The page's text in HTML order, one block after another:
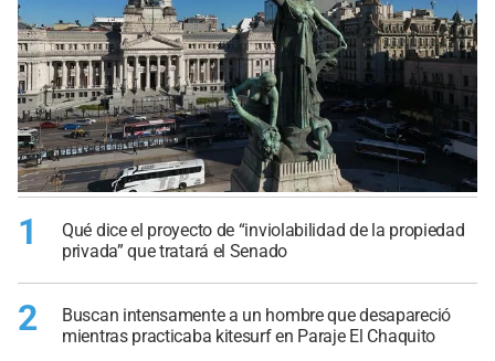
1
Qué dice el proyecto de “inviolabilidad de la propiedad
privada” que tratará el Senado
2
Buscan intensamente a un hombre que desapareció
mientras practicaba kitesurf en Paraje El Chaquito